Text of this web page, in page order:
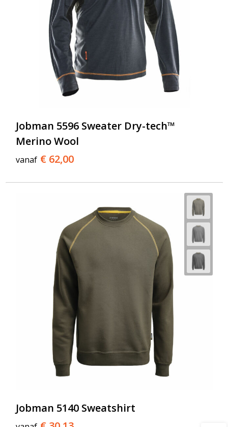
Jobman 5596 Sweater Dry-tech™
Merino Wool
vanaf € 62,00
Jobman 5140 Sweatshirt